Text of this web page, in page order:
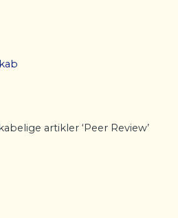
artikler ‘Peer Review’